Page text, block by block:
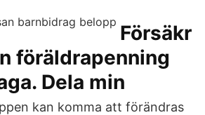
Försäkr
föräldrapenning
Dela min
kan komma att förändras